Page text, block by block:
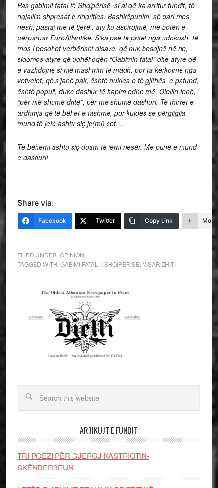
Pas gabimit fatal të Shqipërisë, si ai që ka arritur fundit, të
ngjallim shpresat e ringritjes. Bashkëpunim, së pari mes
nesh, pastaj me të tjerët, aty ku aspirojmë, me botën e
përparuar EuroAtlantike. S’ka pse të pritet nga ndokush, të
mos i besohet verbërisht disave, që nuk besojnë në ne,
sidomos atyre që udhëhoqën “Gabimin fatal” dhe atyre që
e vazhdojnë si një mashtrim të madh, por ta kërkojmë nga
vetvetet, që s’janë pak, është nuklea e të gjithës, e pafund,
është popull, duke dashur të hapim edhe më Qiellin tonë,
“për më shumë dritë”, për më shumë dashuri. Të thirret e
ardhmja që të bëhet e tashme, por kujdes se përgjigjia
mund të jetë ashtu siç je(mi) sot…
Të bëhemi ashtu siç duam të jemi nesër. Me punë e mund
e dashuri!
Share via:
Facebook Twitter Copy Link More
FILED UNDER:OPINION
TAGGED WITH:GABIMI FATAL I SHQIPERISE VISAR ZHITI
ARTIKUJT E FUNDIT
TRI POEZI PËR GJERGJ KASTRIOTIN-
SKËNDERBEUN